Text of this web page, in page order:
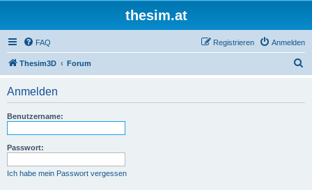
thesim.at
FAQ Anmelden
Registrieren
Thesim3D Forum
Anmelden
Benutzername:
Passwort:
Ich habe mein Passwort vergessen